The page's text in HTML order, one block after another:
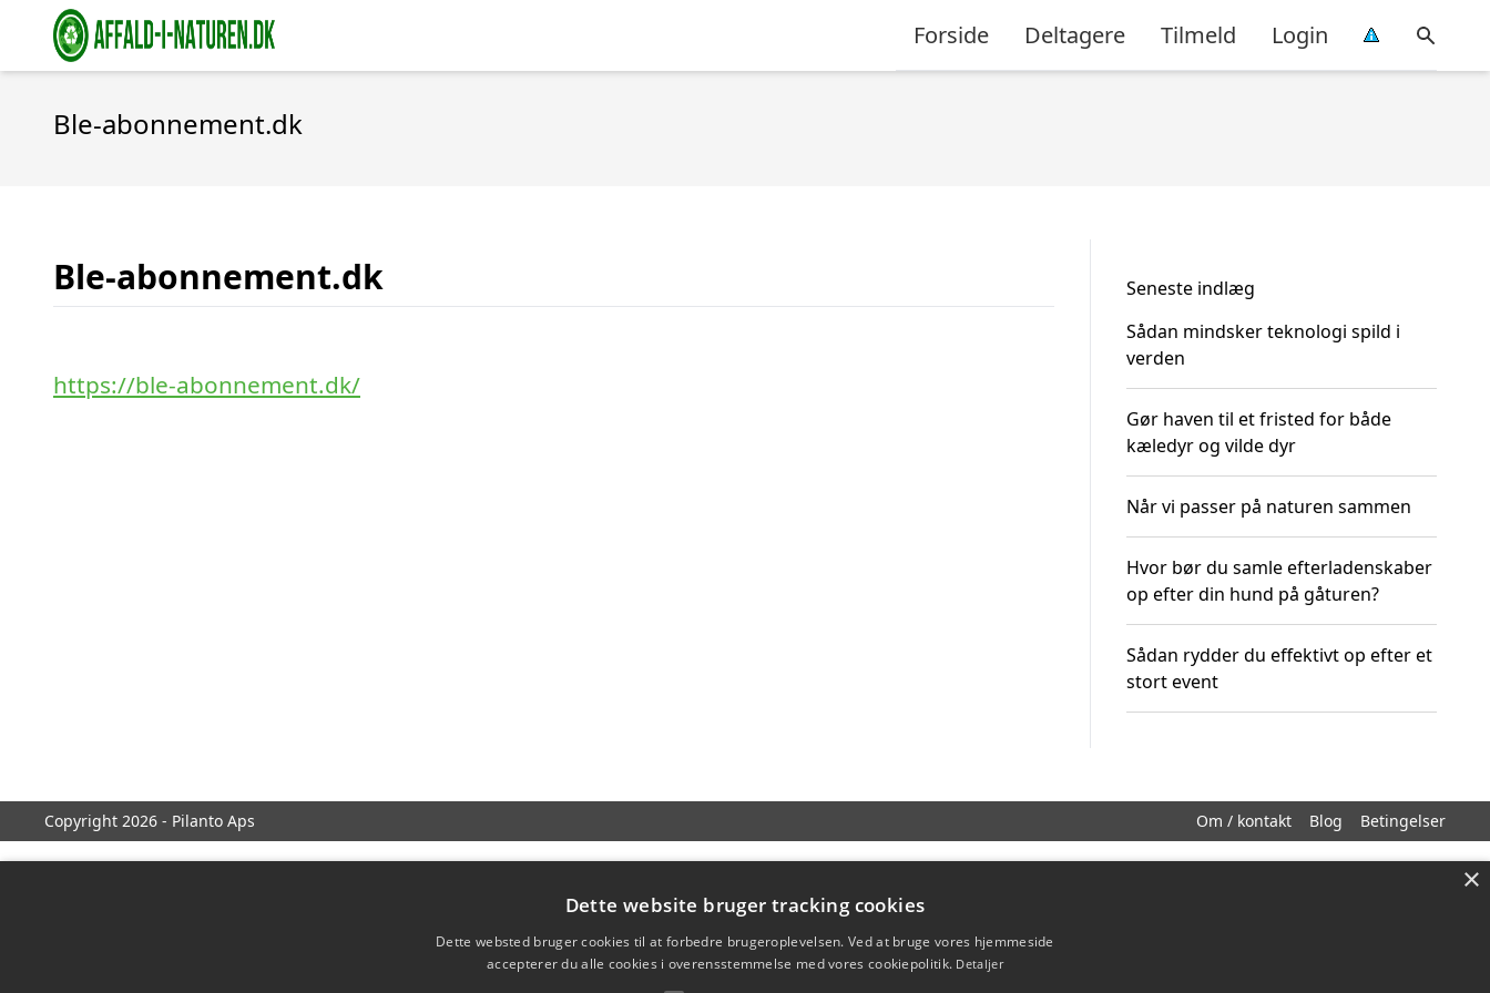
Forside Deltagere Tilmeld Login
Ble-abonnement.dk
Ble-abonnement.dk
https://ble-abonnement.dk/
Seneste indlæg
Sådan mindsker teknologi spild i
verden
Gør haven til et fristed for både
kæledyr og vilde dyr
Når vi passer på naturen sammen
Hvor bør du samle efterladenskaber
op efter din hund på gåturen?
Sådan rydder du effektivt op efter et
stort event
Copyright 2026 - Pilanto Aps Om / kontakt Blog Betingelser
×
Dette website bruger tracking cookies
Dette websted bruger cookies til at forbedre brugeroplevelsen. Ved at bruge vores hjemmeside
accepterer du alle cookies i overensstemmelse med vores cookiepolitik. Detaljer